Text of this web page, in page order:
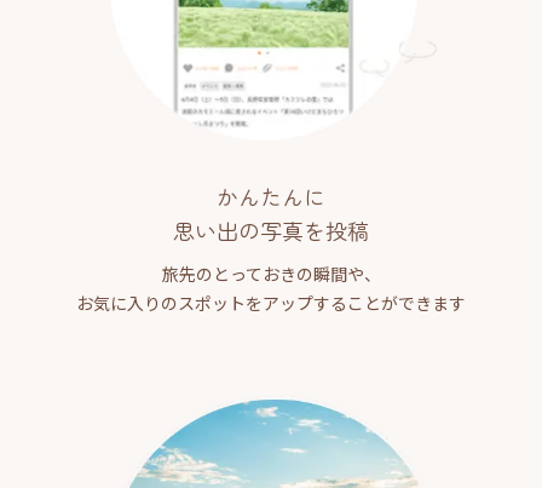
かんたんに
思い出の写真を投稿
旅先のとっておきの瞬間や、
お気に入りのスポットをアップすることができます